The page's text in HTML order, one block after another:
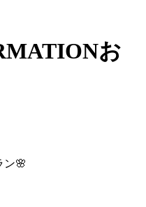
お
ン🌸